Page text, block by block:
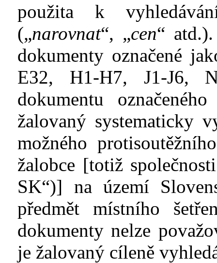
použita k
(„narovnat“, „cen“
dokumenty označené
E32, H1-H7, J1-J6,
dokumentu
žalovaný systematicky
možného
žalobce [totiž
SK“)] na území
předmět místního
dokumenty nelze
je žalovaný cíleně